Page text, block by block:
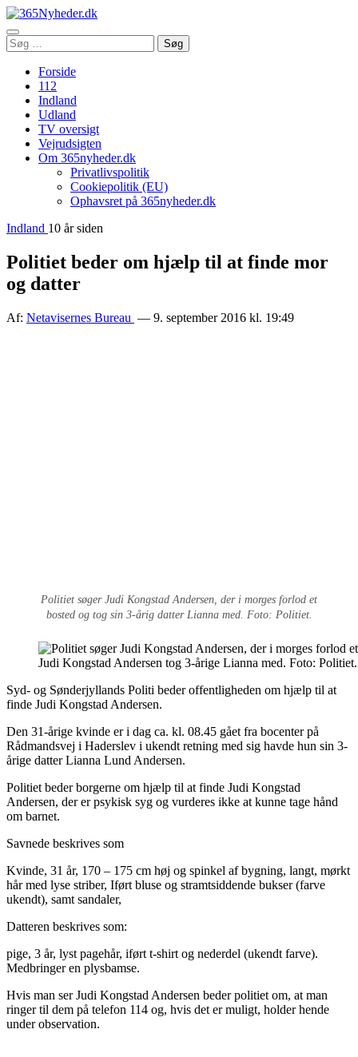
Åbn
menu
Søg
efter:
Søg
Forside
112
Indland
Udland
TV oversigt
Vejrudsigten
Om 365nyheder.dk
Privatlivspolitik
Cookiepolitik (EU)
Ophavsret på 365nyheder.dk
Indland 10 år siden
Politiet beder om hjælp til at finde mor
og datter
Af: Netavisernes Bureau — 9. september 2016 kl. 19:49
Politiet søger Judi Kongstad Andersen, der i morges forlod et
bosted og tog sin 3-årig datter Lianna med. Foto: Politiet.
Judi Kongstad Andersen tog 3-årige Lianna med. Foto: Politiet.
Syd- og Sønderjyllands Politi beder offentligheden om hjælp til at
finde Judi Kongstad Andersen.
Den 31-årige kvinde er i dag ca. kl. 08.45 gået fra bocenter på
Rådmandsvej i Haderslev i ukendt retning med sig havde hun sin 3-
årige datter Lianna Lund Andersen.
Politiet beder borgerne om hjælp til at finde Judi Kongstad
Andersen, der er psykisk syg og vurderes ikke at kunne tage hånd
om barnet.
Savnede beskrives som
Kvinde, 31 år, 170 – 175 cm høj og spinkel af bygning, langt, mørkt
hår med lyse striber, Iført bluse og stramtsiddende bukser (farve
ukendt), samt sandaler,
Datteren beskrives som:
pige, 3 år, lyst pagehår, iført t-shirt og nederdel (ukendt farve).
Medbringer en plysbamse.
Hvis man ser Judi Kongstad Andersen beder politiet om, at man
ringer til dem på telefon 114 og, hvis det er muligt, holder hende
under observation.